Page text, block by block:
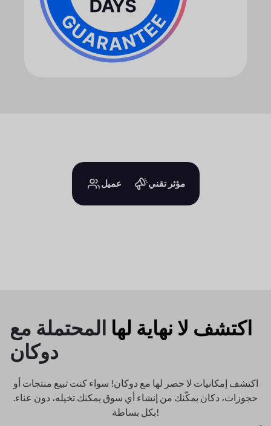
عميل مؤثر تقني
اكتشف لا نهاية لها المحتملة مع
دوكان
اكتشف إمكانيات لا حصر لها مع دوكان! سواء كنت تبيع منتجات أو
حجوزات، دكان يمكّنك من إنشاء أي سوق يمكنك تخيله، دون عناء.
بكل بساطة!